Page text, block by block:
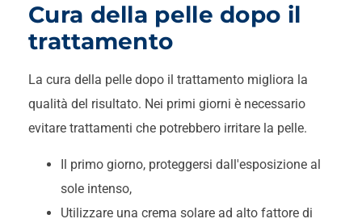
Cura della pelle dopo il
trattamento
La cura della pelle dopo il trattamento migliora la
qualità del risultato. Nei primi giorni è necessario
evitare trattamenti che potrebbero irritare la pelle.
Il primo giorno, proteggersi dall'esposizione al
sole intenso,
Utilizzare una crema solare ad alto fattore di